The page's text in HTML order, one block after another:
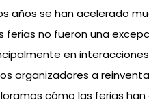
años se han acelerado
ferias no fueron una
en
organizadores a
cómo las ferias